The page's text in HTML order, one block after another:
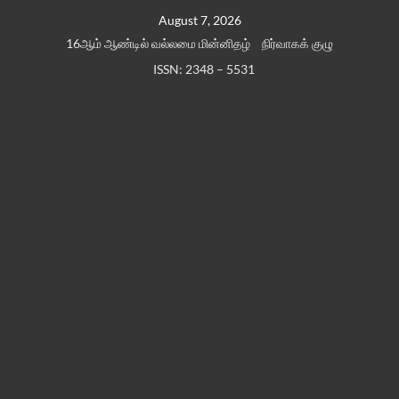
August 7, 2026
16ஆம் ஆண்டில் வல்லமை மின்னிதழ்
நிர்வாகக் குழு
ISSN: 2348 – 5531